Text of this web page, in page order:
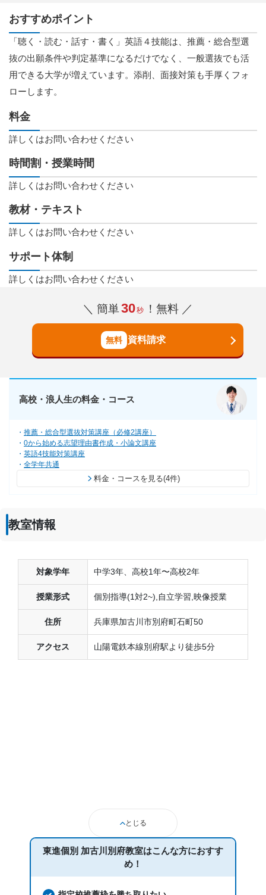
おすすめポイント
「聴く・読む・話す・書く」英語４技能は、推薦・総合型選
抜の出願条件や判定基準になるだけでなく、一般選抜でも活
用できる大学が増えています。添削、面接対策も手厚くフォ
ローします。
料金
詳しくはお問い合わせください
時間割・授業時間
詳しくはお問い合わせください
教材・テキスト
詳しくはお問い合わせください
サポート体制
詳しくはお問い合わせください
＼ 簡単30秒 ！無料 ／
資料請求
高校・浪人生の料金・コース
推薦・総合型選抜対策講座（必修2講座）
0から始める志望理由書作成・小論文講座
英語4技能対策講座
全学年共通
料金・コースを見る(4件)
教室情報
対象学年 中学3年、高校1年〜高校2年
授業形式 個別指導(1対2~),自立学習,映像授業
住所 兵庫県加古川市別府町石町50
アクセス 山陽電鉄本線別府駅より徒歩5分
とじる
東進個別 加古川別府教室はこんな方におすす
め！